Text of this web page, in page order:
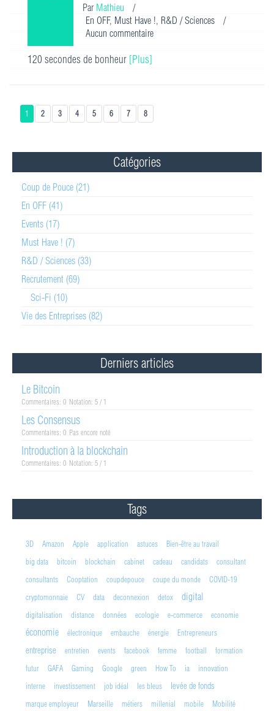
Par Mathieu
/
En OFF, Must Have !, R&D / Sciences
/
Aucun commentaire
120 secondes de bonheur [Plus]
1 2 3 4 5 6 7 8
Catégories
Coup de Pouce (21)
En OFF (41)
Events (17)
Must Have ! (7)
R&D / Sciences (33)
Recrutement (69)
Sci-Fi (10)
Vie des Entreprises (82)
Derniers articles
Le Bitcoin
Commentaires: 0 Notation: 5 / 1
Les Consensus
Commentaires: 0 Pas encore noté
Introduction à la blockchain
Commentaires: 0 Notation: 5 / 1
Tags
3D Amazon Apple application astuces
Bien-être au travail
big data
bitcoin blockchain cabinet cadeau candidats
consultant
consultants
Cooptation coupdepouce coupe du monde
COVID-19
cryptomonnaie
CV data deconnexion detox digital
digitalisation distance données ecologie e-commerce economie
économie électronique embauche énergie Entrepreneurs
entreprise entretien events facebook femme football
formation
futur
GAFA Gaming Google green How To ia
innovation
interne
investissement job idéal les bleus levée de fonds
marque employeur Marseille métiers millenial mobile Mobilité